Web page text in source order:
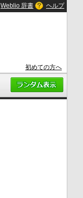
Weblio 辞書 ヘルプ
初めての方へ